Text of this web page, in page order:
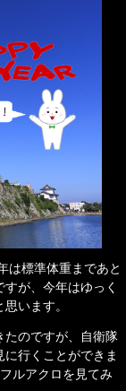
は標準体重まであと
が、今年はゆっく
います。
たのですが、自衛隊
行くことができま
ルアクロを見てみ